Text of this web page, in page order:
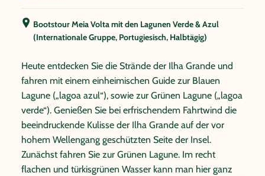
Bootstour Meia Volta mit den Lagunen Verde & Azul
(Internationale Gruppe, Portugiesisch, Halbtägig)
Heute entdecken Sie die Strände der Ilha Grande und
fahren mit einem einheimischen Guide zur Blauen
Lagune („lagoa azul“), sowie zur Grünen Lagune („lagoa
verde“). Genießen Sie bei erfrischendem Fahrtwind die
beeindruckende Kulisse der Ilha Grande auf der vor
hohem Wellengang geschützten Seite der Insel.
Zunächst fahren Sie zur Grünen Lagune. Im recht
flachen und türkisgrünen Wasser kann man hier ganz